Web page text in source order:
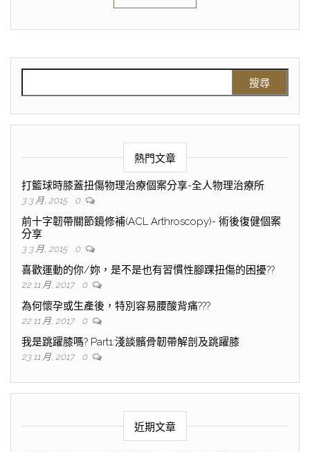
熱門文章
打籃球時膝蓋扭傷物理治療個案分享-全人物理治療所
3 3 月, 2015 0
前十字韌帶關節鏡修補(ACL Arthroscopy)- 術後復健個案
分享
3 3 月, 2015 0
喜歡運動的你/妳，是不是也有習慣性腳踝扭傷的困擾??
22 11 月, 2017 0
為何懷孕或生產後，特別容易腰酸背痛???
22 11 月, 2017 0
我是跳躍膝嗎? Part1:淺談髕骨韌帶解剖及跳躍膝
23 11 月, 2017 0
近期文章